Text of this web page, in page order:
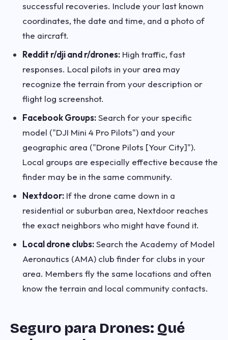
successful recoveries. Include your last known
coordinates, the date and time, and a photo of
the aircraft.
Reddit r/dji and r/drones: High traffic, fast
responses. Local pilots in your area may
recognize the terrain from your description or
flight log screenshot.
Facebook Groups:Search for your specific
model ("DJI Mini 4 Pro Pilots") and your
geographic area ("Drone Pilots [Your City]").
Local groups are especially effective because the
finder may be in the same community.
Nextdoor: If the drone came down in a
residential or suburban area, Nextdoor reaches
the exact neighbors who might have found it.
Local drone clubs:Search the Academy of Model
Aeronautics (AMA) club finder for clubs in your
area. Members fly the same locations and often
know the terrain and local community contacts.
Seguro para Drones: Qué